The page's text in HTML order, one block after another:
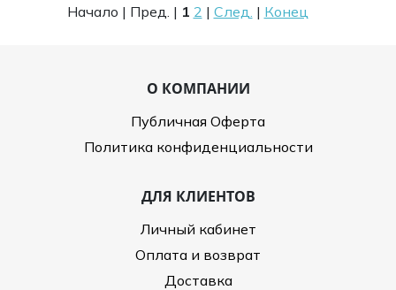
Начало | Пред. | 1 2 | След. | Конец
О КОМПАНИИ
Публичная Оферта
Политика конфиденциальности
ДЛЯ КЛИЕНТОВ
Личный кабинет
Оплата и возврат
Доставка